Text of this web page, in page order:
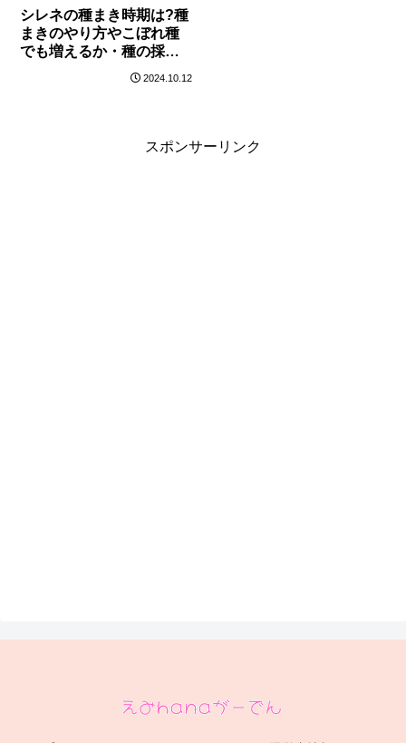
シレネの種まき時期は?種
まきのやり方やこぼれ種
でも増えるか・種の採り
2024.10.12
スポンサーリンク